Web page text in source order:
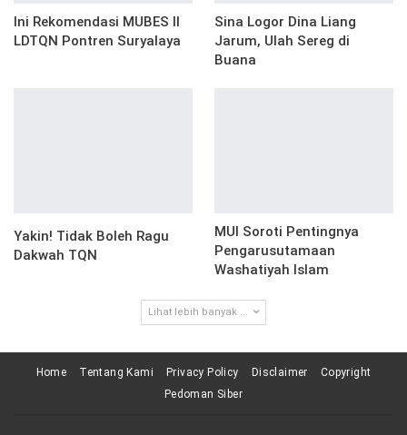
Ini Rekomendasi MUBES II
LDTQN Pontren Suryalaya
Sina Logor Dina Liang
Jarum, Ulah Sereg di
Buana
Yakin! Tidak Boleh Ragu
Dakwah TQN
MUI Soroti Pentingnya
Pengarusutamaan
Washatiyah Islam
Lihat lebih banyak ...
Home Tentang Kami Privacy Policy Disclaimer
Copyright
Pedoman Siber